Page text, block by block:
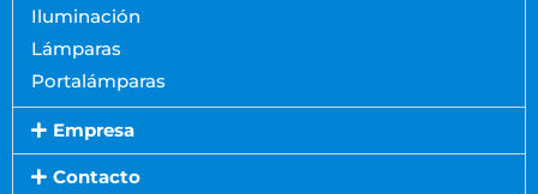
Iluminación
Lámparas
Portalámparas
Empresa
Contacto